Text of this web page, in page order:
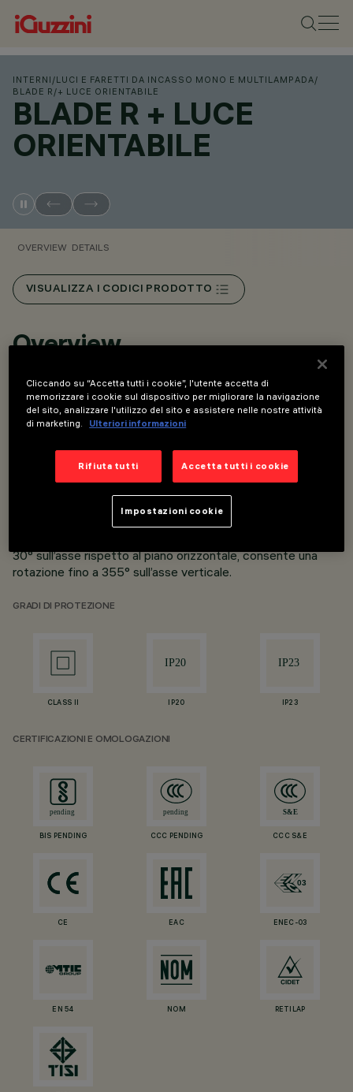
INTERNI /LUCI E FARETTI DA INCASSO MONO E MULTILAMPADA/
BLADE R /+ LUCE ORIENTABILE
BLADE R + LUCE
ORIENTABILE
OVERVIEW DETAILS
VISUALIZZA I CODICI PRODOTTO
Overview
Blade R integra per semplificare: un anello di luce
miniaturizzato e compatto, ad altissimo confort visivo, con
un cuore centrale in grado di ospitare devices diversi per
benessere.
30° sull’asse rispetto al piano orizzontale, consente una
rotazione fino a 355° sull’asse verticale.
GRADI DI PROTEZIONE
CLASS II IP20 IP23
CERTIFICAZIONI E OMOLOGAZIONI
BIS PENDING CCC PENDING CCC S&E
CE EAC ENEC-03
EN 54 NOM RETILAP
Cliccando su “Accetta tutti i cookie”, l'utente accetta di
memorizzare i cookie sul dispositivo per migliorare la navigazione
del sito, analizzare l'utilizzo del sito e assistere nelle nostre attività
di marketing.
Ulteriori informazioni
Rifiuta tutti Accetta tutti i cookie
Impostazioni cookie